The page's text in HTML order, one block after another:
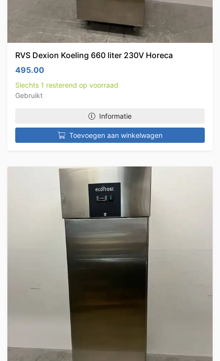
RVS Dexion Koeling 660 liter 230V Horeca
495.00
Slechts 1 resterend op voorraad
Gebruikt
Informatie
Toevoegen aan winkelwagen